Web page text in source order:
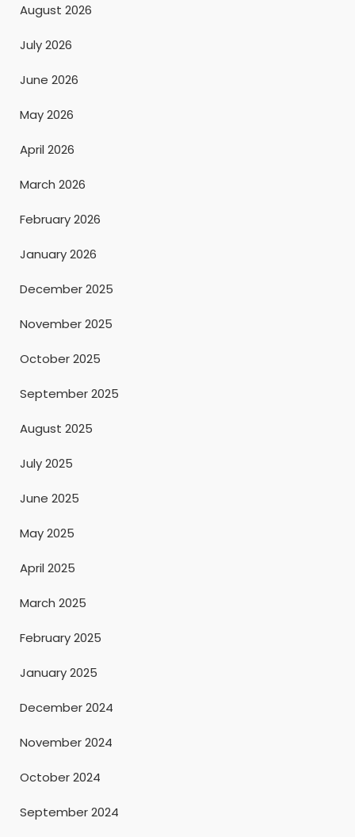
August 2026
July 2026
June 2026
May 2026
April 2026
March 2026
February 2026
January 2026
December 2025
November 2025
October 2025
September 2025
August 2025
July 2025
June 2025
May 2025
April 2025
March 2025
February 2025
January 2025
December 2024
November 2024
October 2024
September 2024